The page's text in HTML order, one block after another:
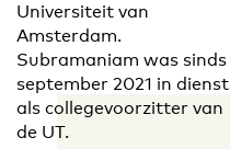
Universiteit van
Amsterdam.
Subramaniam was sinds
september 2021 in dienst
als collegevoorzitter van
de UT.